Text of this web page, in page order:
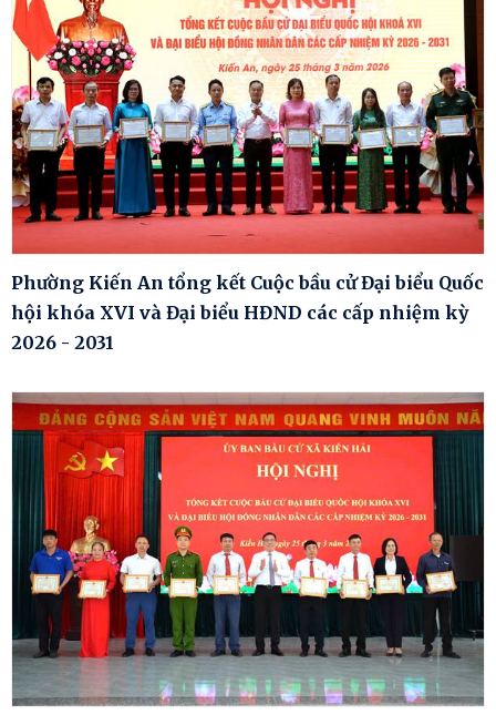
Phường Kiến An tổng kết Cuộc bầu cử Đại biểu Quốc
hội khóa XVI và Đại biểu HĐND các cấp nhiệm kỳ
2026 - 2031